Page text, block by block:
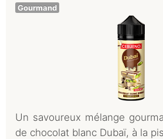
Gourmand
Un savoureux mélange
de chocolat blanc Dubaï, à la